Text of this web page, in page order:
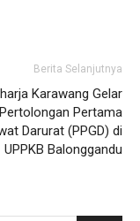
Berita Selanjutnya
Karawang Gelar
Pertama
Darurat (PPGD) di
UPPKB Balonggandu